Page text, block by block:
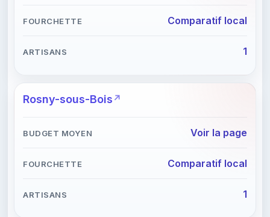
Comparatif local
1
Rosny-sous-Bois
Voir la page
Comparatif local
1